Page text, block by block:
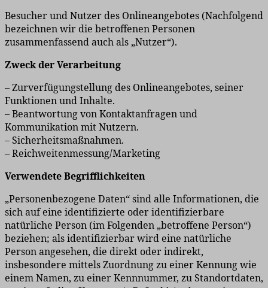
Besucher und Nutzer des Onlineangebotes (Nachfolgend
bezeichnen wir die betroffenen Personen
zusammenfassend auch als „Nutzer“).
Zweck der Verarbeitung
– Zurverfügungstellung des Onlineangebotes, seiner
Funktionen und Inhalte.
– Beantwortung von Kontaktanfragen und
Kommunikation mit Nutzern.
– Sicherheitsmaßnahmen.
– Reichweitenmessung/Marketing
Verwendete Begrifflichkeiten
„Personenbezogene Daten“ sind alle Informationen, die
sich auf eine identifizierte oder identifizierbare
natürliche Person (im Folgenden „betroffene Person“)
beziehen; als identifizierbar wird eine natürliche
Person angesehen, die direkt oder indirekt,
insbesondere mittels Zuordnung zu einer Kennung wie
einem Namen, zu einer Kennnummer, zu Standortdaten,